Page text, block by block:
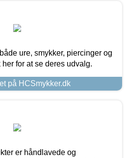
ure, smykker, piercinger og
for at se deres udvalg.
på HCSmykker.dk
er håndlavede og